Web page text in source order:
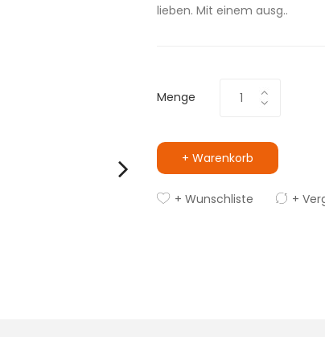
lieben. Mit einem ausg..
Menge
+ Warenkorb
+ Wunschliste +